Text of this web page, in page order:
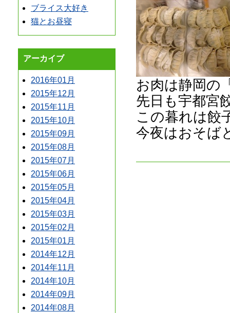
ブライス大好き
猫とお昼寝
アーカイブ
2016年01月
2015年12月
2015年11月
2015年10月
2015年09月
2015年08月
2015年07月
2015年06月
2015年05月
2015年04月
2015年03月
2015年02月
2015年01月
2014年12月
2014年11月
2014年10月
2014年09月
2014年08月
お肉は静岡の
先日も宇都宮
この暮れは餃
今夜はおそば